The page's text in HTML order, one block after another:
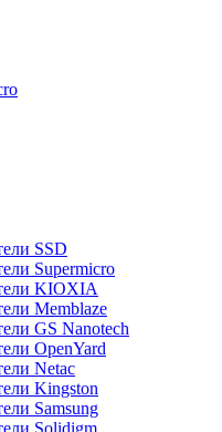
SSD
Supermicro
KIOXIA
Memblaze
GS Nanotech
OpenYard
Netac
Kingston
Samsung
Solidigm